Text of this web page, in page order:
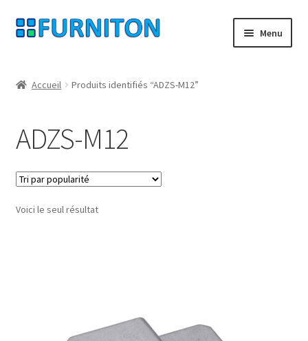
Aller
à
navigation
Aller
au
Menu
Protection des données
Droit de rétractation
Contact
Accueil Produits identifiés “ADZS-M12”
ADZS-M12
Voici le seul résultat